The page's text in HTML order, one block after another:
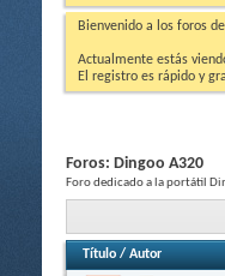
Bienvenido a los foros de
Actualmente estás
El registro es rápido y
Foros: Dingoo A320
Foro dedicado a la portátil
Título / Autor